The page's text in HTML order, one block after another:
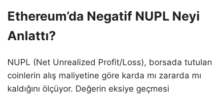
Ethereum’da Negatif NUPL Neyi
Anlattı?
NUPL (Net Unrealized Profit/Loss), borsada tutulan
coinlerin alış maliyetine göre karda mı zararda mı
kaldığını ölçüyor. Değerin eksiye geçmesi